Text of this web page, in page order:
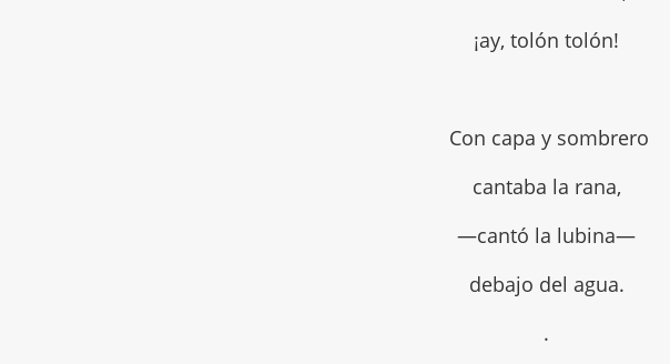
¡ay, tolón tolón!
Con capa y sombrero
cantaba la rana,
—cantó la lubina—
debajo del agua.
.